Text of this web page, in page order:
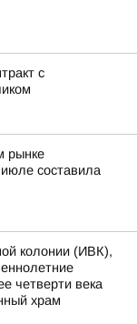
с
рынке
составила
колонии (ИВК),
четверти века
храм